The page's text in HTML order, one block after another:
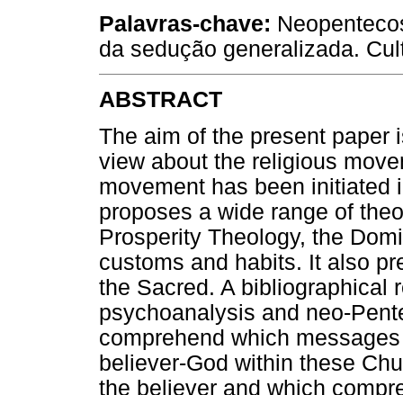
Palavras-chave:
da sedução generalizada.
ABSTRACT
The aim of the present paper
view about the religious
movement has been initiated
proposes a wide range of
Prosperity Theology, the
customs and habits. It also
the Sacred. A bibliographical
psychoanalysis and neo-
comprehend which
believer-God within these
the believer and which